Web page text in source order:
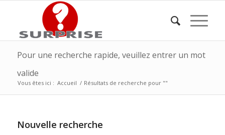
Pour une recherche rapide, veuillez entrer un mot
valide
Vous êtes ici : Accueil / Résultats de recherche pour ""
Nouvelle recherche